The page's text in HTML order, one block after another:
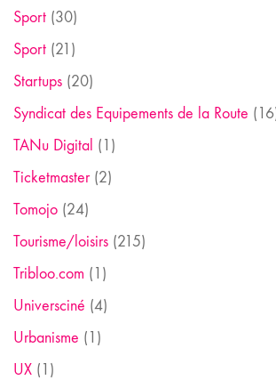
Sport (30)
Sport (21)
Startups (20)
Syndicat des Equipements de la Route
TANu Digital (1)
Ticketmaster(2)
Tomojo (24)
Tourisme/loisirs (215)
Tribloo.com (1)
Universciné (4)
Urbanisme (1)
UX (1)